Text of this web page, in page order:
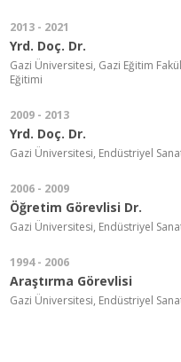
2013 - 2021
Yrd. Doç. Dr.
Gazi Üniversitesi, Gazi Eğitim
Eğitimi
2009 - 2013
Yrd. Doç. Dr.
Gazi Üniversitesi, Endüstriyel
2006 - 2009
Öğretim Görevlisi Dr.
Gazi Üniversitesi, Endüstriyel
1994 - 2006
Araştırma Görevlisi
Gazi Üniversitesi, Endüstriyel